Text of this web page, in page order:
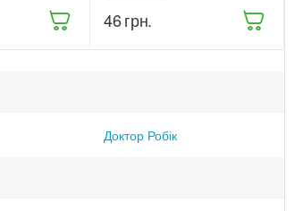
‍46‍грн.
Доктор Робік